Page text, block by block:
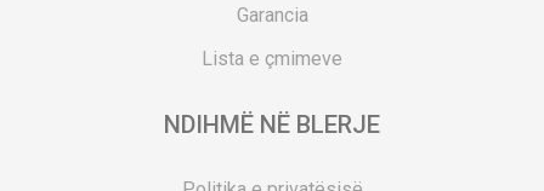
Garancia
Lista e çmimeve
NDIHMË NË BLERJE